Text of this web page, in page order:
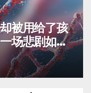
被用给了孩
场悲剧如何